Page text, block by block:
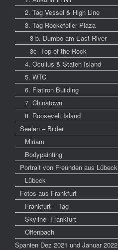
2. Tag Vessel & High Line
3. Tag Rockefeller Plaza
3-b. Dumbo am East River
3c- Top of the Rock
4. Ocullus & Staten Island
5. WTC
6. Flatiron Building
7. Chinatown
8. Roosevelt Island
Seelen – Bilder
Miriam
Bodypainting
Portrait von Freunden aus Lübeck
Lübeck
Fotos aus Frankfurt
Frankfurt – Tag
Skyline- Frankfurt
Offenbach
Spanien Dez 2021 und Januar 2022